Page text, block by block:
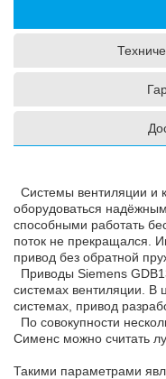
Системы вентиляции и
оборудоваться
способными работать
поток не прекращался.
привод без обратной
Приводы Siemens
системах вентиляции. В
системах, привод
По совокупности
Сименс можно считать
Такими параметрами